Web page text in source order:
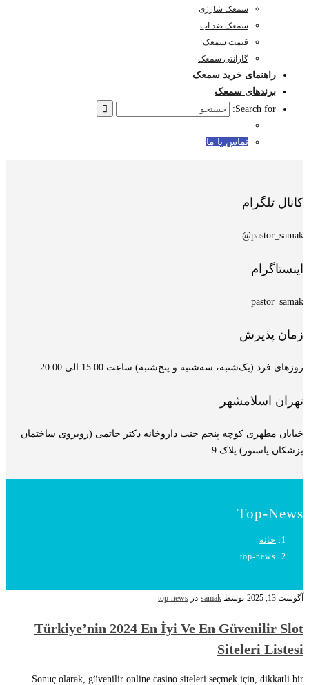
سمعک شارژی
سمعک ضد آب
قیمت سمعک
گارانتی سمعک
راهنمای خرید سمعک
برندهای سمعک
Search for:
تماس با ما
کانال تلگرام
pastor_samak@
اینستاگرام
pastor_samak
زمان پذیرش
روزهای فرد (یک‌شنبه، سه‌شنبه و پنج‌شنبه) ساعت 15:00 الی 20:00
تهران اسلامشهر
خیابان مطهری کوچه پنجم جنب داروخانه دکتر حاتمی (روبروی ساختمان
پزشکان پاستور) پلاک 9
Top-News
خانه
top-news
آگوست 13, 2025 توسط samak در top-news
Türkiye’nin 2024 En İyi Ve En Güvenilir Slot
Siteleri Listesi
Sonuç olarak, güvenilir online casino siteleri seçmek için, dikkatli bir